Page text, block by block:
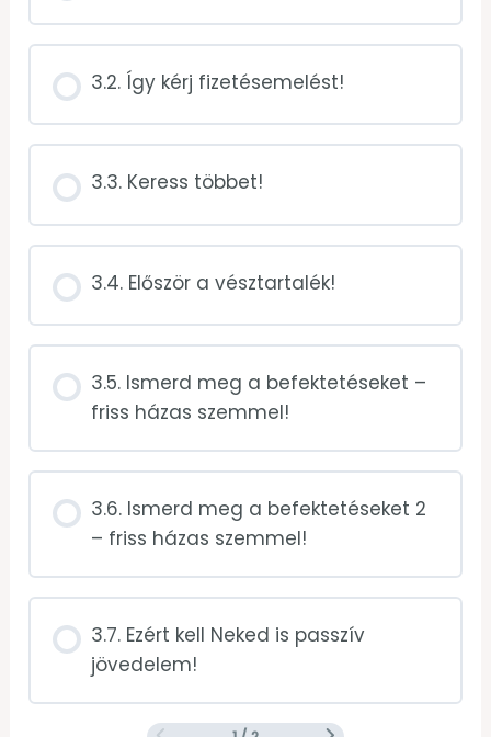
3.2. Így kérj fizetésemelést!
3.3. Keress többet!
3.4. Először a vésztartalék!
3.5. Ismerd meg a befektetéseket –
friss házas szemmel!
3.6. Ismerd meg a befektetéseket 2
– friss házas szemmel!
3.7. Ezért kell Neked is passzív
jövedelem!